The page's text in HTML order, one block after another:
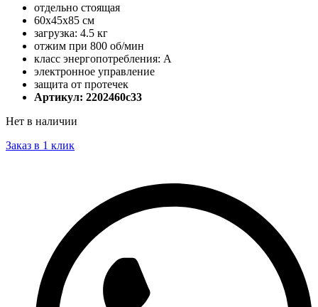
отдельно стоящая
60x45x85 см
загрузка: 4.5 кг
отжим при 800 об/мин
класс энергопотребления: A
электронное управление
защита от протечек
Артикул: 2202460c33
Нет в наличии
Заказ в 1 клик